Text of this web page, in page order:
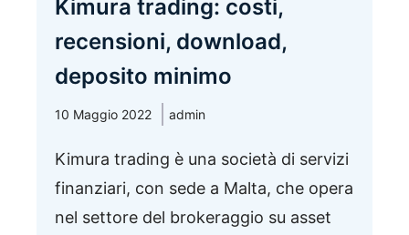
Kimura trading: costi,
recensioni, download,
deposito minimo
10 Maggio 2022 admin
Kimura trading è una società di servizi
finanziari, con sede a Malta, che opera
nel settore del brokeraggio su asset